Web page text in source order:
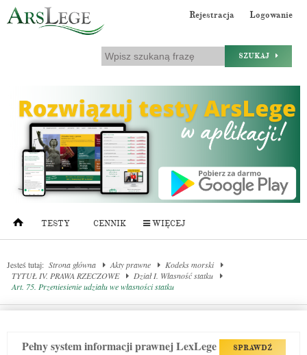
Rejestracja Logowanie
SZUKAJ
TESTY CENNIK WIĘCEJ
Jesteś tutaj: Strona główna Akty prawne
Kodeks morski
TYTUŁ IV. PRAWA RZECZOWE
Dział I. Własność statku
Art. 75. Przeniesienie udziału we własności statku
Pełny system informacji prawnej LexLege SPRAWDŹ